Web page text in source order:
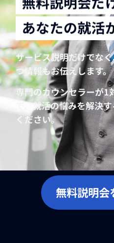
サービス説明だけでな
つ情報もお伝えします。
専門のカウンセラーが1
で、就活の悩みを解決
ください。
無料説明会